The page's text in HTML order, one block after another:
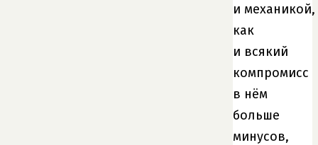
и механикой,
как
и всякий
компромисс
в нём
больше
минусов,